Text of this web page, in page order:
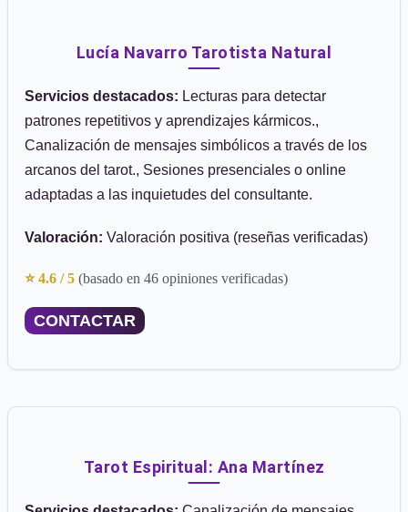
Lucía Navarro Tarotista Natural
Servicios destacados: Lecturas para detectar
patrones repetitivos y aprendizajes kármicos.,
Canalización de mensajes simbólicos a través de los
arcanos del tarot., Sesiones presenciales o online
adaptadas a las inquietudes del consultante.
Valoración: Valoración positiva (reseñas verificadas)
⭐ 4.6 / 5 (basado en 46 opiniones verificadas)
CONTACTAR
Tarot Espiritual: Ana Martínez